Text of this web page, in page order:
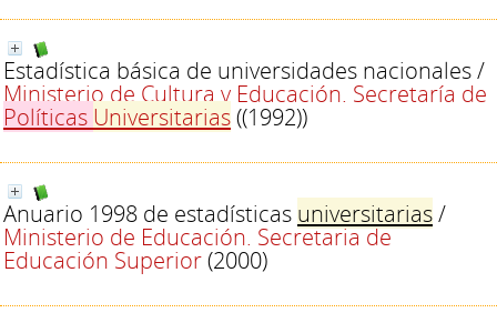
Estadística básica de universidades nacionales/
Ministerio de Cultura y Educación. Secretaría de
Políticas Universitarias((1992))
Anuario 1998 de estadísticas universitarias/
Ministerio de Educación. Secretaria de
Educación Superior(2000)